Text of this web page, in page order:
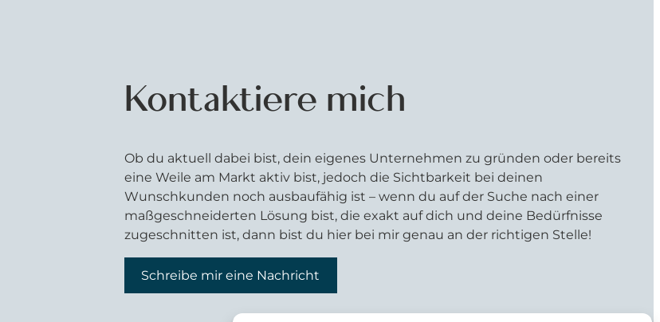
Kontaktiere mich
Ob du aktuell dabei bist, dein eigenes Unternehmen zu gründen oder bereits
eine Weile am Markt aktiv bist, jedoch die Sichtbarkeit bei deinen
Wunschkunden noch ausbaufähig ist – wenn du auf der Suche nach einer
maßgeschneiderten Lösung bist, die exakt auf dich und deine Bedürfnisse
zugeschnitten ist, dann bist du hier bei mir genau an der richtigen Stelle!
Schreibe mir eine Nachricht